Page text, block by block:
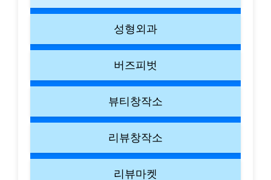
성형외과
버즈피벗
뷰티창작소
리뷰창작소
리뷰마켓